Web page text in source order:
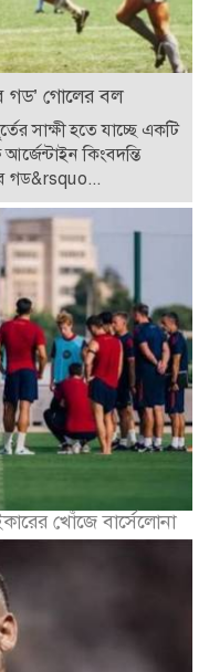
গড’ গোলের বল
সাক্ষী হতে যাচ্ছে একটি
কিংবদন্তি
গড&rsquo...
খোঁজে বার্সেলোনা